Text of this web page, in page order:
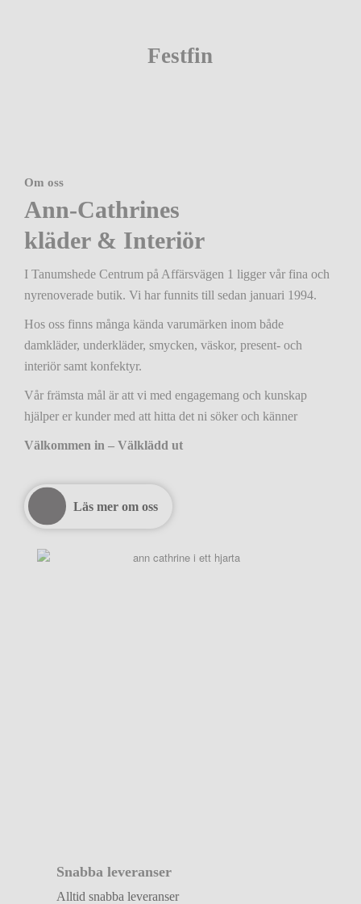
Festfin
Om oss
Ann-Cathrines
kläder & Interiör
I Tanumshede Centrum på Affärsvägen 1 ligger vår fina och
nyrenoverade butik. Vi har funnits till sedan januari 1994.
Hos oss finns många kända varumärken inom både
damkläder, underkläder, smycken, väskor, present- och
interiör samt konfektyr.
Vår främsta mål är att vi med engagemang och kunskap
hjälper er kunder med att hitta det ni söker och känner
Välkommen in – Välklädd ut
Läs mer om oss
Snabba leveranser
Alltid snabba leveranser